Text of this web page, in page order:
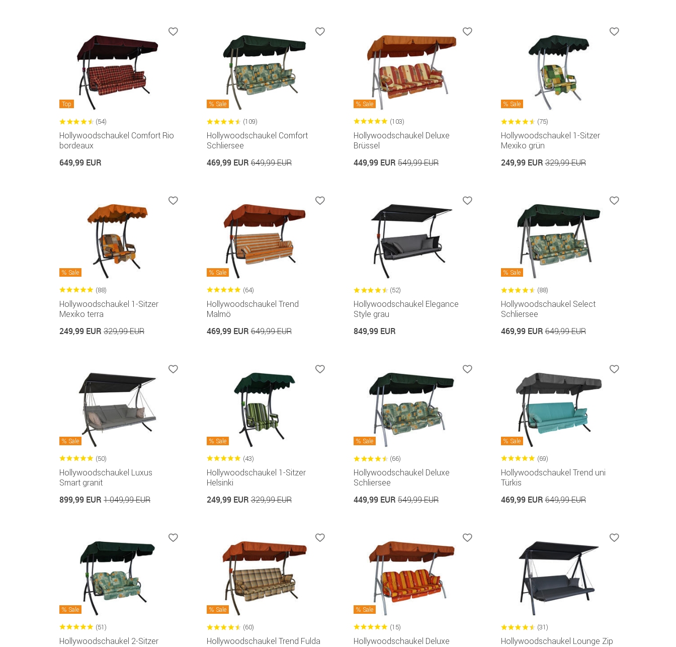
Top
(54)
Hollywoodschaukel Comfort Rio
bordeaux
649,99 EUR
Sale
(109)
Hollywoodschaukel Comfort
Schliersee
469,99 EUR649,99 EUR
Sale
(103)
Hollywoodschaukel Deluxe
Brüssel
449,99 EUR 549,99 EUR
Sale
(75)
Hollywoodschaukel 1-Sitzer
Mexiko grün
249,99 EUR329,99 EUR
Sale
(88)
Hollywoodschaukel 1-Sitzer
Mexiko terra
249,99 EUR 329,99 EUR
Sale
(64)
Hollywoodschaukel Trend
Malmö
469,99 EUR649,99 EUR
(52)
Hollywoodschaukel Elegance
Style grau
849,99 EUR
Sale
(88)
Hollywoodschaukel Select
Schliersee
469,99 EUR649,99 EUR
Sale
(50)
Hollywoodschaukel Luxus
Smart granit
899,99 EUR 1.049,99 EUR
Sale
(43)
Hollywoodschaukel 1-Sitzer
Helsinki
249,99 EUR329,99 EUR
Sale
(66)
Hollywoodschaukel Deluxe
Schliersee
449,99 EUR 549,99 EUR
Sale
(69)
Hollywoodschaukel Trend uni
Türkis
469,99 EUR649,99 EUR
Sale
(51)
Hollywoodschaukel 2-Sitzer
Sale
(60)
Hollywoodschaukel Trend Fulda
Sale
(15)
Hollywoodschaukel Deluxe
(31)
Hollywoodschaukel Lounge Zip